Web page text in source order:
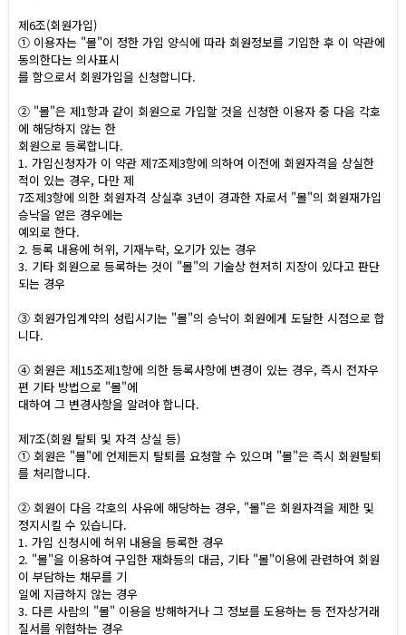
제6조(회원가입)
① 이용자는 "몰"이 정한 가입 양식에 따라 회원정보를 기입한 후 이 약관에
동의한다는 의사표시
를 함으로서 회원가입을 신청합니다.
② "몰"은 제1항과 같이 회원으로 가입할 것을 신청한 이용자 중 다음 각호
에 해당하지 않는 한
회원으로 등록합니다.
1. 가입신청자가 이 약관 제7조제3항에 의하여 이전에 회원자격을 상실한
적이 있는 경우, 다만 제
7조제3항에 의한 회원자격 상실후 3년이 경과한 자로서 "몰"의 회원재가입
승낙을 얻은 경우에는
예외로 한다.
2. 등록 내용에 허위, 기재누락, 오기가 있는 경우
3. 기타 회원으로 등록하는 것이 "몰"의 기술상 현저히 지장이 있다고 판단
되는 경우
③ 회원가입계약의 성립시기는 "몰"의 승낙이 회원에게 도달한 시점으로 합
니다.
④ 회원은 제15조제1항에 의한 등록사항에 변경이 있는 경우, 즉시 전자우
편 기타 방법으로 "몰"에
대하여 그 변경사항을 알려야 합니다.
제7조(회원 탈퇴 및 자격 상실 등)
① 회원은 "몰"에 언제든지 탈퇴를 요청할 수 있으며 "몰"은 즉시 회원탈퇴
를 처리합니다.
② 회원이 다음 각호의 사유에 해당하는 경우, "몰"은 회원자격을 제한 및
정지시킬 수 있습니다.
1. 가입 신청시에 허위 내용을 등록한 경우
2. "몰"을 이용하여 구입한 재화등의 대금, 기타 "몰"이용에 관련하여 회원
이 부담하는 채무를 기
일에 지급하지 않는 경우
3. 다른 사람의 "몰" 이용을 방해하거나 그 정보를 도용하는 등 전자상거래
질서를 위협하는 경우